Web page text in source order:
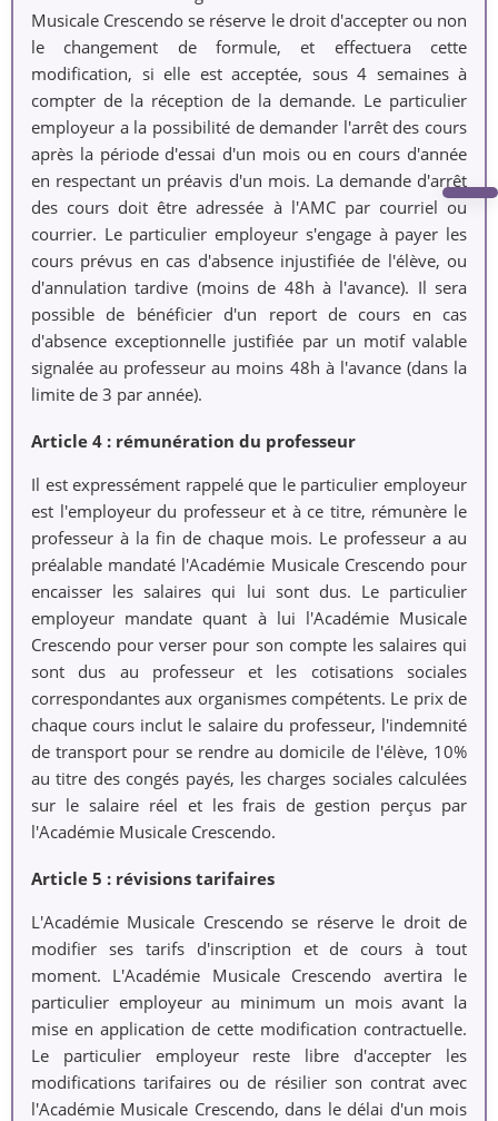
Musicale Crescendo se réserve le droit d'accepter ou non
le changement de formule, et effectuera cette
modification, si elle est acceptée, sous 4 semaines à
compter de la réception de la demande. Le particulier
employeur a la possibilité de demander l'arrêt des cours
après la période d'essai d'un mois ou en cours d'année
en respectant un préavis d'un mois. La demande d'arrêt
des cours doit être adressée à l'AMC par courriel ou
courrier. Le particulier employeur s'engage à payer les
cours prévus en cas d'absence injustifiée de l'élève, ou
d'annulation tardive (moins de 48h à l'avance). Il sera
possible de bénéficier d'un report de cours en cas
d'absence exceptionnelle justifiée par un motif valable
signalée au professeur au moins 48h à l'avance (dans la
limite de 3 par année).
Article 4 : rémunération du professeur
Il est expressément rappelé que le particulier employeur
est l'employeur du professeur et à ce titre, rémunère le
professeur à la fin de chaque mois. Le professeur a au
préalable mandaté l'Académie Musicale Crescendo pour
encaisser les salaires qui lui sont dus. Le particulier
employeur mandate quant à lui l'Académie Musicale
Crescendo pour verser pour son compte les salaires qui
sont dus au professeur et les cotisations sociales
correspondantes aux organismes compétents. Le prix de
chaque cours inclut le salaire du professeur, l'indemnité
de transport pour se rendre au domicile de l'élève, 10%
au titre des congés payés, les charges sociales calculées
sur le salaire réel et les frais de gestion perçus par
l'Académie Musicale Crescendo.
Article 5 : révisions tarifaires
L'Académie Musicale Crescendo se réserve le droit de
modifier ses tarifs d'inscription et de cours à tout
moment. L'Académie Musicale Crescendo avertira le
particulier employeur au minimum un mois avant la
mise en application de cette modification contractuelle.
Le particulier employeur reste libre d'accepter les
modifications tarifaires ou de résilier son contrat avec
l'Académie Musicale Crescendo, dans le délai d'un mois